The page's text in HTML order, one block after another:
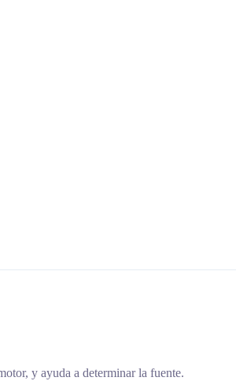
y ayuda a determinar la fuente.